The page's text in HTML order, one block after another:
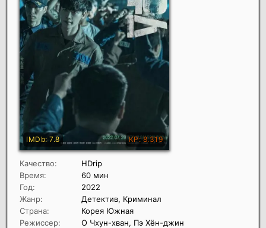
Качество:
HDrip
Время:
60 мин
Год:
2022
Жанр:
Детектив, Криминал
Страна:
Корея Южная
Режиссер:
О Чхун-хван, Пэ Хён-джин